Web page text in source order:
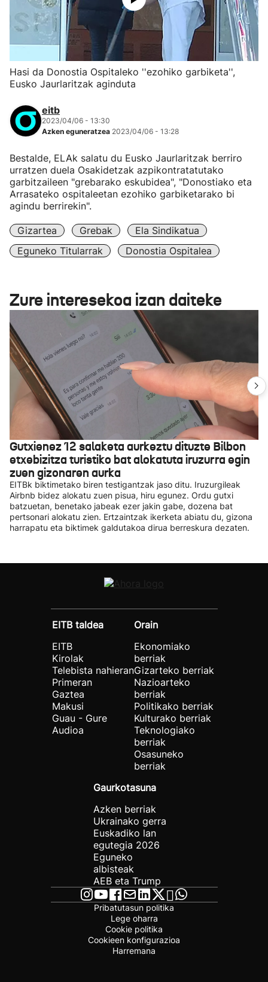
Hasi da Donostia Ospitaleko ''ezohiko garbiketa'',
Eusko Jaurlaritzak aginduta
eitb
2023/04/06 - 13:30
Azken eguneratzea 2023/04/06 - 13:28
Bestalde, ELAk salatu du Eusko Jaurlaritzak berriro
urratzen duela Osakidetzak azpikontratatutako
garbitzaileen "grebarako eskubidea", "Donostiako eta
Arrasateko ospitaleetan ezohiko garbiketarako bi
agindu berrirekin".
Gizartea Grebak
Ela Sindikatua
Eguneko Titularrak
Donostia Ospitalea
Zure interesekoa izan daiteke
Gutxienez 12 salaketa aurkeztu dituzte Bilbon
etxebizitza turistiko bat alokatuta iruzurra egin
zuen gizonaren aurka
EITBk biktimetako biren testigantzak jaso ditu. Iruzurgileak
Airbnb bidez alokatu zuen pisua, hiru egunez. Ordu gutxi
batzuetan, benetako jabeak ezer jakin gabe, dozena bat
pertsonari alokatu zien. Ertzaintzak ikerketa abiatu du, gizona
harrapatu eta biktimek galdutakoa dirua berreskura dezaten.
EITB taldea
EITB
Kirolak
Telebista nahieran
Primeran
Gaztea
Makusi
Guau - Gure
Audioa
Orain
Ekonomiako
berriak
Gizarteko berriak
Nazioarteko
berriak
Politikako berriak
Kulturako berriak
Teknologiako
berriak
Osasuneko
berriak
Gaurkotasuna
Azken berriak
Ukrainako gerra
Euskadiko lan
egutegia 2026
Eguneko
albisteak
AEB eta Trump
Pribatutasun politika
Lege oharra
Cookie politika
Cookieen konfigurazioa
Harremana